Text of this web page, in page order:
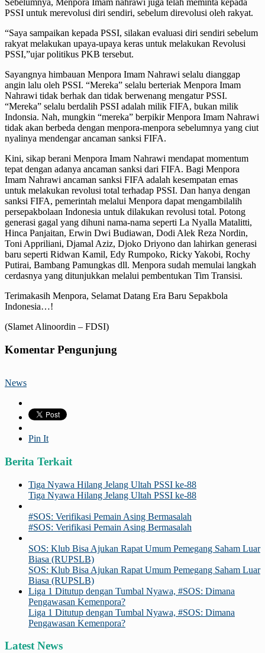
PSSI untuk merevolusi diri sendiri, sebelum direvolusi oleh rakyat.
“Saya sampaikan kepada PSSI, silakan evaluasi diri sendiri sebelum
rakyat melakukan upaya-upaya keras untuk melakukan Revolusi
PSSI,”ujar politikus PKB tersebut.
Sayangnya himbauan Menpora Imam Nahrawi selalu dianggap
angin lalu oleh PSSI. “Mereka” selalu berteriak Menpora Imam
Nahrawi tidak berhak dan tidak berwenang mengatur PSSI.
“Mereka” selalu berdalih PSSI adalah milik FIFA, bukan milik
Indonsia. Nah, mungkin “mereka” berpikir Menpora Imam Nahrawi
tidak akan berbeda dengan menpora-menpora sebelumnya yang ciut
nyalinya mendengar ancaman sanksi FIFA.
Kini, sikap berani Menpora Imam Nahrawi mendapat momentum
tepat dengan adanya ancaman sanksi dari FIFA. Bagi Menpora
Imam Nahrawi ancaman sanksi FIFA adalah kesempatan emas
untuk melakukan revolusi total terhadap PSSI. Dan hanya dengan
sanksi FIFA, pemerintah melalui Menpora dapat mengambilalih
persepakbolaan Indonesia untuk dilakukan revolusi total. Potong
generasi gagal yang dihuni nama-nama seperti La Nyalla Matalitti,
Hinca Panjaitan, Erwin Dwi Budiawan, Dodi Alek Reza Nordin,
Toni Appriliani, Djamal Aziz, Djoko Driyono dan lahirkan generasi
baru seperti Ridwan Kamil, Edy Rumpoko, Ricky Yakobi, Rochy
Putirai, Bambang Pamungkas dll. Menpora sudah memulai langkah
cerdasnya yang ditunjukkan melalui pembentukan Tim Transisi.
Terimakasih Menpora, Selamat Datang Era Baru Sepakbola
Indonesia…!
(Slamet Alinoordin – FDSI)
Komentar Pengunjung
News
Pin It
Berita Terkait
Tiga Nyawa Hilang Jelang Ultah PSSI ke-88
Tiga Nyawa Hilang Jelang Ultah PSSI ke-88
#SOS: Verifikasi Pemain Asing Bermasalah
#SOS: Verifikasi Pemain Asing Bermasalah
SOS: Klub Bisa Ajukan Rapat Umum Pemegang Saham Luar
Biasa (RUPSLB)
SOS: Klub Bisa Ajukan Rapat Umum Pemegang Saham Luar
Biasa (RUPSLB)
Liga 1 Ditutup dengan Tumbal Nyawa, #SOS: Dimana
Pengawasan Kemenpora?
Liga 1 Ditutup dengan Tumbal Nyawa, #SOS: Dimana
Pengawasan Kemenpora?
Latest News